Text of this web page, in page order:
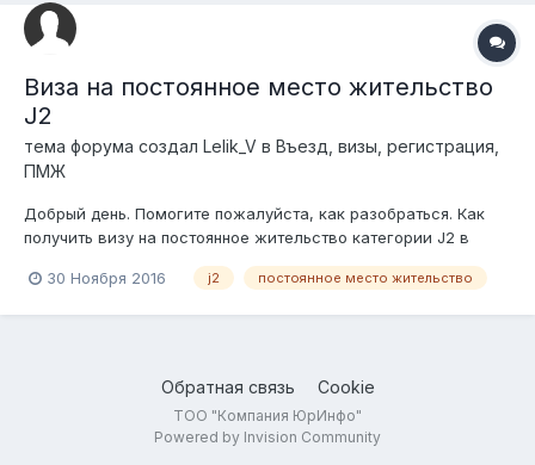
Виза на постоянное место жительство
J2
тема форума создал Lelik_V в Въезд, визы, регистрация,
ПМЖ
Добрый день. Помогите пожалуйста, как разобраться. Как
получить визу на постоянное жительство категории J2 в
получить разрешениЕ на оформление иммиграционной визы
30 Ноября 2016 j2 постоянное место жительство
Обратная связь Cookie
ТОО "Компания ЮрИнфо"
Powered by Invision Community